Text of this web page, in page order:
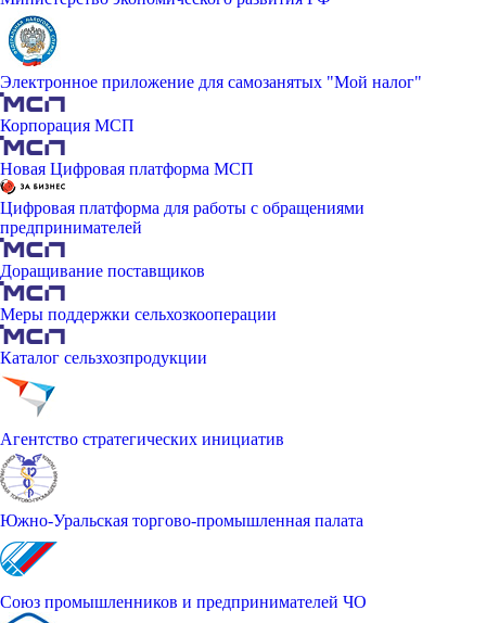
Электронное приложение для самозанятых "Мой налог"
Корпорация МСП
Новая Цифровая платформа МСП
Цифровая платформа для работы с обращениями
предпринимателей
Доращивание поставщиков
Меры поддержки сельхозкооперации
Каталог сельзхозпродукции
Агентство стратегических инициатив
Южно-Уральская торгово-промышленная палата
Союз промышленников и предпринимателей ЧО